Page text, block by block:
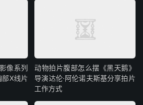
像系列
X线片
动物拍片腹部怎么摆《黑天鹅》
导演达伦·阿伦诺夫斯基分享拍片
工作方式